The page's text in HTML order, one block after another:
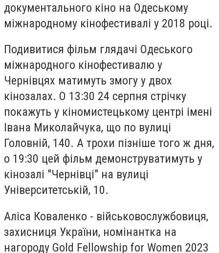
документального кіно на Одеському
міжнародному кінофестивалі у 2018 році.
Подивитися фільм глядачі Одеського
міжнародного кінофестивалю у
Чернівцях матимуть змогу у двох
кінозалах. О 13:30 24 серпня стрічку
покажуть у кіномистецькому центрі імені
Івана Миколайчука, що по вулиці
Головній, 140. А трохи пізніше того ж дня,
о 19:30 цей фільм демонструватимуть у
кінозалі "Чернівці" на вулиці
Університетській, 10.
Аліса Коваленко - військовослужбовиця,
захисниця України, номінантка на
нагороду Gold Fellowship for Women 2023